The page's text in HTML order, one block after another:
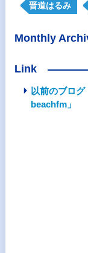
晋道はるみ
Monthly
Link
以前のブロ
beachfm」